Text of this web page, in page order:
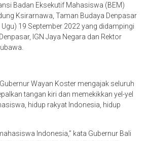
Badan Eksekutif Mahasiswa (BEM)
Ksirarnawa, Taman Budaya Denpasar
19 September 2022 yang didampingi
IGN Jaya Negara dan Rektor
Wayan Koster mengajak seluruh
tangan kiri dan memekikkan yel-yel
hidup rakyat Indonesia, hidup
Indonesia,” kata Gubernur Bali